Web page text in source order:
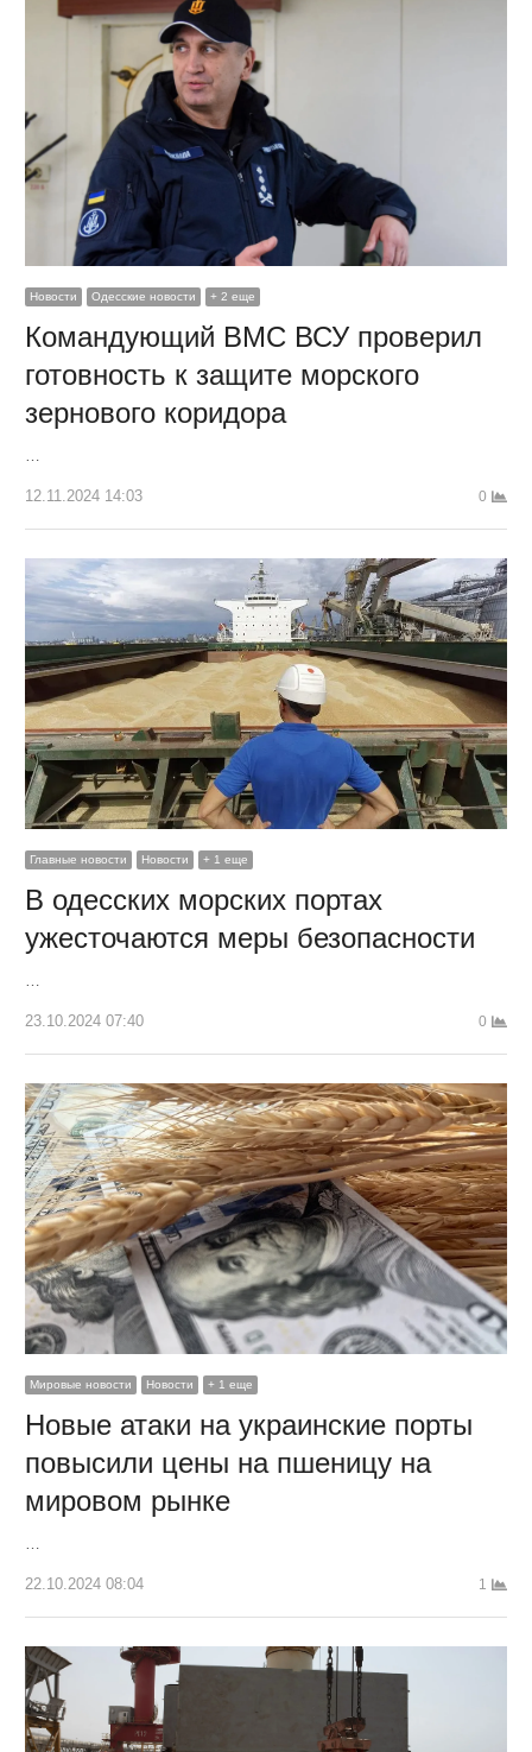
Новости Одесские новости + 2 еще
Командующий ВМС ВСУ проверил
готовность к защите морского
зернового коридора
12.11.2024 14:03 0
Главные новости Новости + 1 еще
В одесских морских портах
ужесточаются меры безопасности
…
23.10.2024 07:40 0
Мировые новости Новости + 1 еще
Новые атаки на украинские порты
повысили цены на пшеницу на
мировом рынке
…
22.10.2024 08:04 1